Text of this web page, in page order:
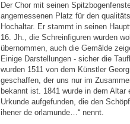
Der Chor mit seinen
angemessenen Platz für den
Hochaltar. Er stammt in seinen
16. Jh., die Schreinfiguren wurden
übernommen, auch die Gemälde
Einige Darstellungen - sicher die
wurden 1511 von dem Künstler
geschaffen, der uns nur im
bekannt ist. 1841 wurde in dem Altar
Urkunde aufgefunden, die den
ihener de orlamunde…“ nennt.